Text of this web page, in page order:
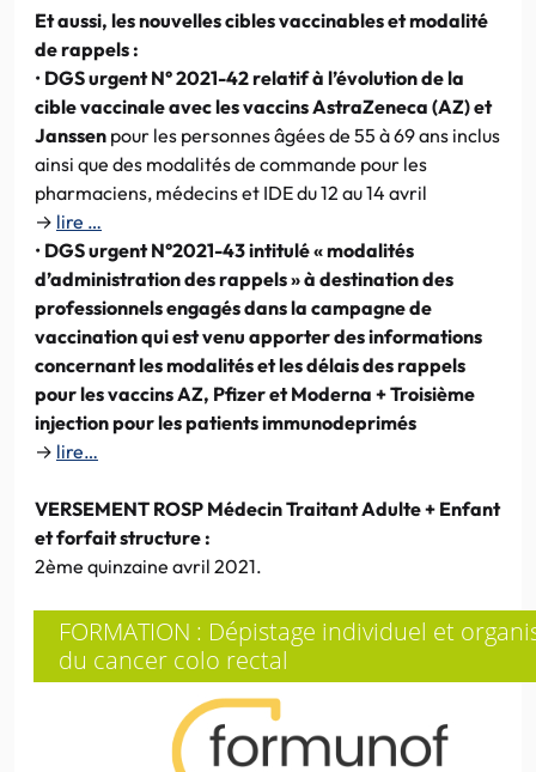
Et aussi, les nouvelles cibles vaccinables et modalité
de rappels :
• DGS urgent N° 2021-42 relatif à l’évolution de la
cible vaccinale avec les vaccins AstraZeneca (AZ) et
Janssen pour les personnes âgées de 55 à 69 ans inclus
ainsi que des modalités de commande pour les
pharmaciens, médecins et IDE du 12 au 14 avril
→ lire …
• DGS urgent N°2021-43 intitulé « modalités
d’administration des rappels » à destination des
professionnels engagés dans la campagne de
vaccination qui est venu apporter des informations
concernant les modalités et les délais des rappels
pour les vaccins AZ, Pfizer et Moderna + Troisième
injection pour les patients immunodeprimés
→ lire…
VERSEMENT ROSP Médecin Traitant Adulte + Enfant
et forfait structure :
2ème quinzaine avril 2021.
FORMATION : Dépistage individuel et
du cancer colo rectal